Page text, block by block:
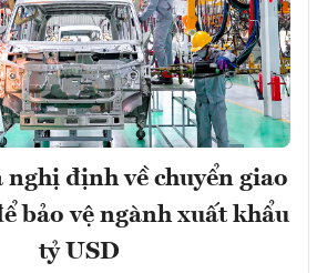
nghị định về chuyển giao
bảo vệ ngành xuất khẩu
tỷ USD